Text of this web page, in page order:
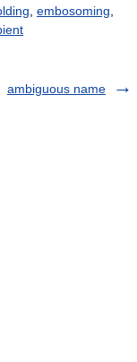
embosoming
ambiguous name